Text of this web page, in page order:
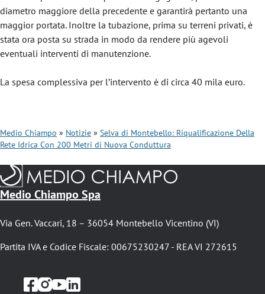
diametro maggiore della precedente e garantirà pertanto una
maggior portata. Inoltre la tubazione, prima su terreni privati, è
stata ora posta su strada in modo da rendere più agevoli
eventuali interventi di manutenzione.
La spesa complessiva per l’intervento è di circa 40 mila euro.
B
r
i
i
o
Medio Chiampo Notizie
Selva di Montebello: Riqualificazione Della
Rete Idrica Con 200 Metri di Nuova Conduttura
Medio Chiampo Spa
Via Gen. Vaccari, 18 – 36054 Montebello Vicentino (VI)
Partita IVA e Codice Fiscale: 00675230247 - REA VI 272615